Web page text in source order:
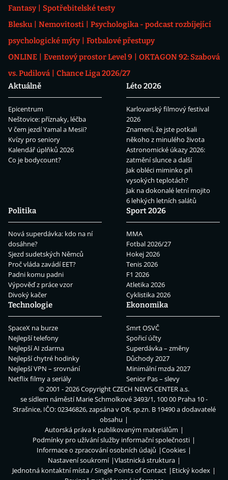
Fantasy
Spotřebitelské testy
Blesku
Nemovitosti
Psychologika - podcast rozbíjející
psychologické mýty
Fotbalové přestupy
ONLINE
Eventový prostor Level 9
OKTAGON 92: Szabová
vs. Pudilová
Chance Liga 2026/27
Aktuálně
Epicentrum
Neštovice: příznaky, léčba
V čem jezdí Yamal a Mesii?
Kvízy pro seniory
Kalendář úplňků 2026
Co je bodycount?
Léto 2026
Karlovarský filmový festival
2026
Znamení, že jste potkali
někoho z minulého života
Astronomické úkazy 2026:
zatmění slunce a další
Jak obléci miminko při
vysokých teplotách?
Jak na dokonalé letní mojito
6 lehkých letních salátů
Politika
Nová superdávka: kdo na ní
dosáhne?
Sjezd sudetských Němců
Proč vláda zavádí EET?
Padni komu padni
Výpověď z práce vzor
Divoký kačer
Sport 2026
MMA
Fotbal 2026/27
Hokej 2026
Tenis 2026
F1 2026
Atletika 2026
Cyklistika 2026
Technologie
SpaceX na burze
Nejlepší telefony
Nejlepší AI zdarma
Nejlepší chytré hodinky
Nejlepší VPN – srovnání
Netflix filmy a seriály
Ekonomika
Smrt OSVČ
Spořicí účty
Superdávka – změny
Důchody 2027
Minimální mzda 2027
Senior Pas – slevy
© 2001 - 2026 CopyrightCZECH NEWS CENTER a.s.
se sídlem náměstí Marie Schmolkové 3493/1, 100 00 Praha 10 -
Strašnice, IČO: 02346826, zapsána v OR, sp.zn. B 19490 a dodavatelé
obsahu
Autorská práva k publikovaným materiálům
Podmínky pro užívání služby informační společnosti
Informace o zpracování osobních údajů
Cookies
Nastavení soukromí
Vlastnická struktura
Jednotná kontaktní místa / Single Points of Contact
Etický kodex